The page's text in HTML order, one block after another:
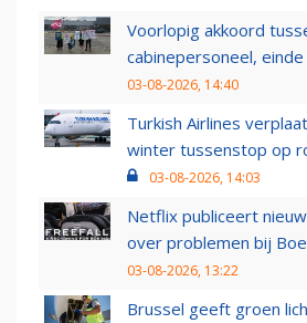
Voorlopig akkoord
cabinepersoneel,
03-08-2026, 14:40
Turkish Airlines
winter tussenstop op
03-08-2026, 14:03
Netflix publiceert
over problemen bij
03-08-2026, 13:22
Brussel geeft groen